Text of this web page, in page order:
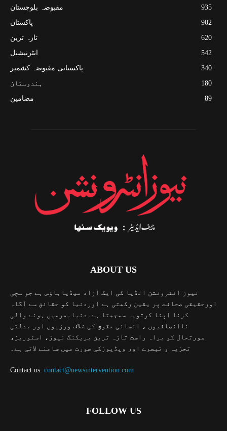
مقبوضہ بلوچستان
935
پاکستان
902
تازہ ترین
620
انٹرنیشنل
542
پاکستانی مقبوضہ کشمیر
340
ہندوستان
180
مضامین
89
ABOUT US
نیوز انٹرونشن انڈیا کی ایک آزاد میڈیاہاؤس ہے جو سچی
اورحقیقی صحافت پر یقین رکھتی ہے اوردنیا کو حقائق سے آگاہ
کرنا اپنا کرتویہ سمجھتا ہے۔دنیابھرمیں ہونے والی
ناانصافیوں ، انسانی حقوق کی خلاف ورزیوں اور بدلتی
صورتحال کو براہ راست تازہ ترین بریکنگ نیوز، اسٹوریز،
تجزیہ و تبصرے اور ویڈیوزکی صورت میں سامنے لاتی ہے۔
Contact us: contact@newsintervention.com
FOLLOW US